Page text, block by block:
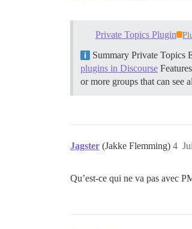
Private Topics Plugin
Summary Private Topics
plugins in Discourse
or more groups that can
Jagster (Jakke Flemming) 4
Qu’est-ce qui ne va pas avec